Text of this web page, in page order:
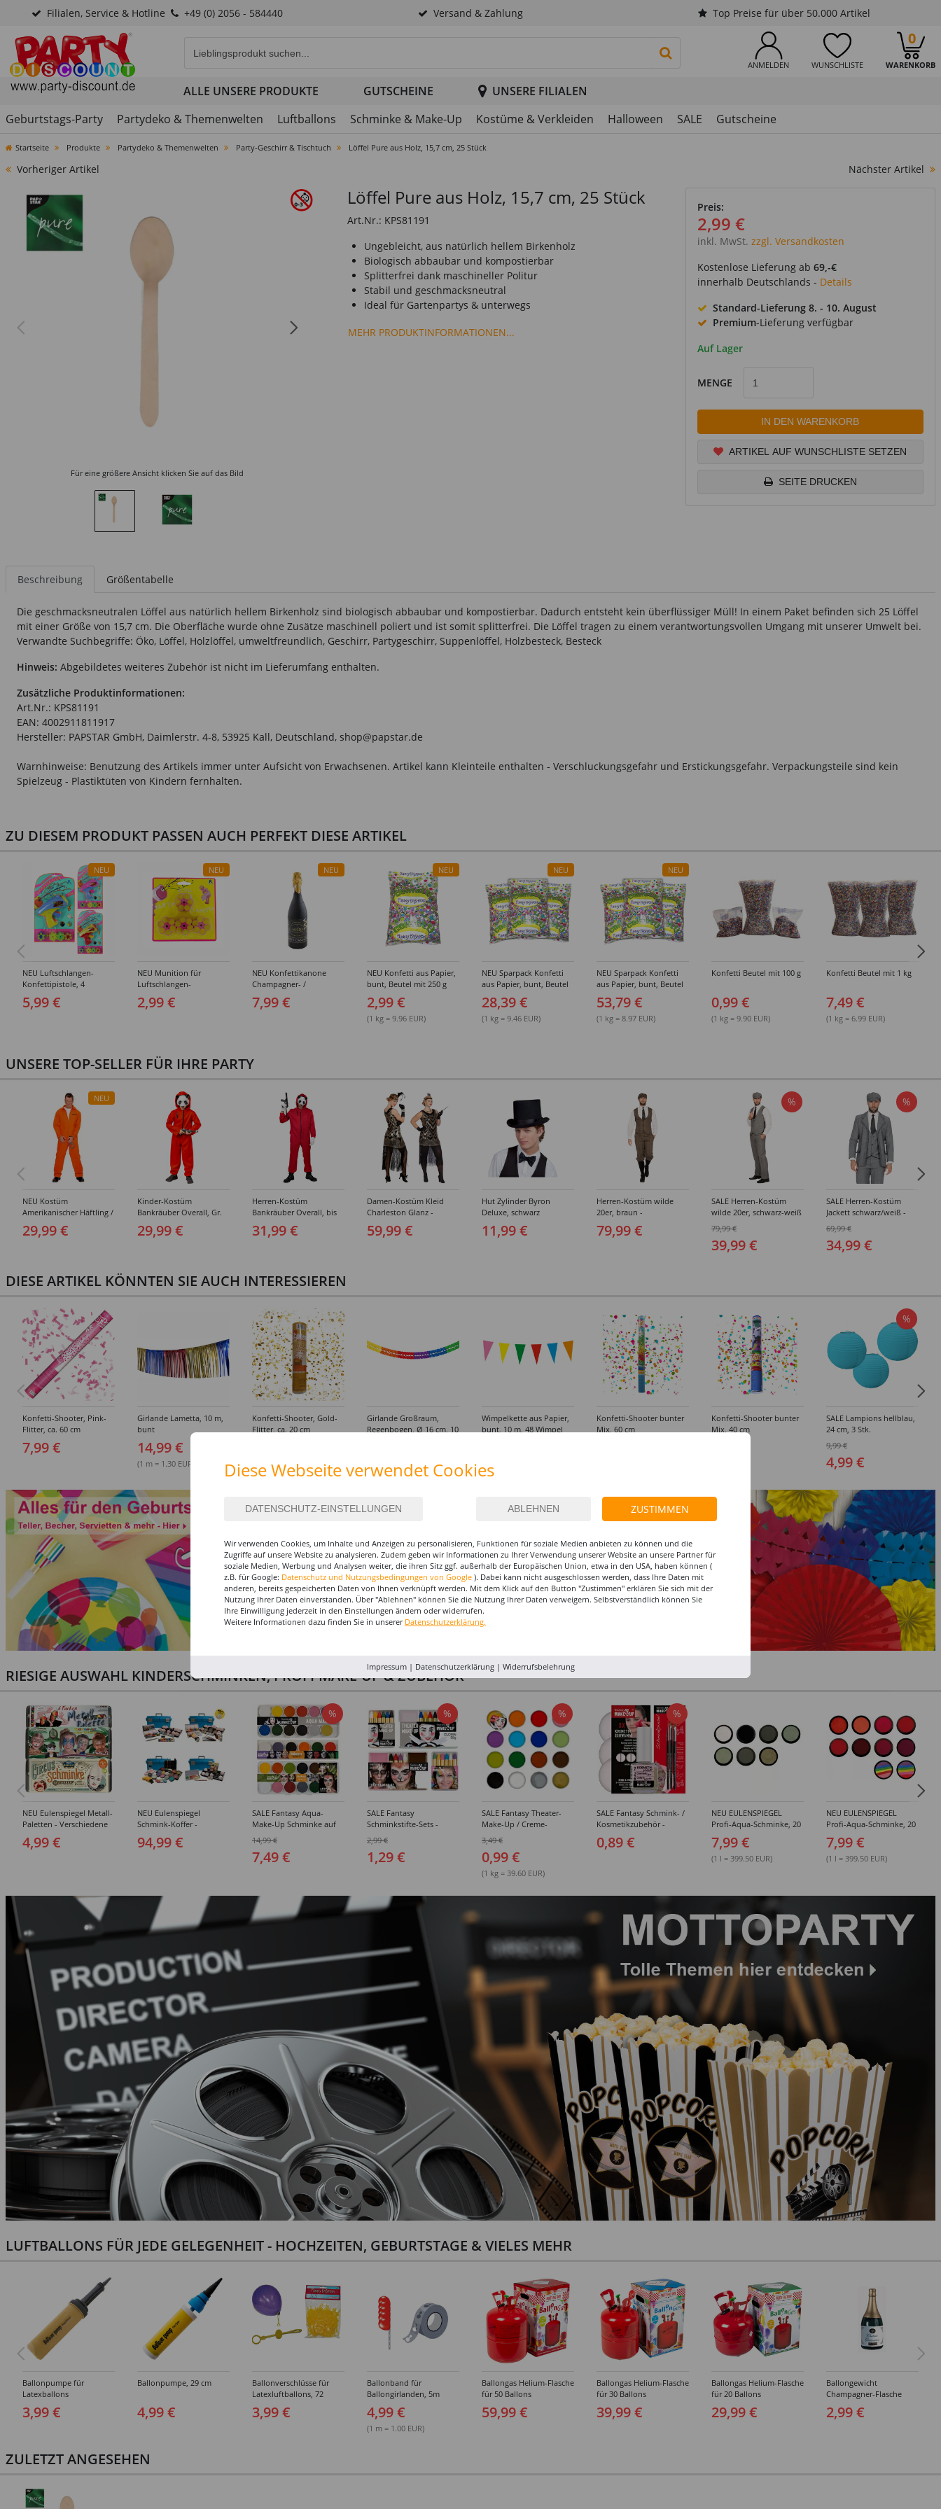
Filialen, Service & Hotline +49 (0) 2056 - 584440 Versand & Zahlung Top Preise für über 50.000 Artikel
ANMELDEN WUNSCHLISTE WARENKORB
0
PRODUKTSUCHE STARTEN
ALLE UNSERE PRODUKTE GUTSCHEINE
UNSERE FILIALEN
Geburtstags-Party
Partydeko & Themenwelten Luftballons Schminke & Make-Up Kostüme & Verkleiden Halloween SALE Gutscheine
Startseite Produkte Partydeko & Themenwelten Party-Geschirr & Tischtuch Löffel Pure aus Holz, 15,7 cm, 25 Stück
Vorheriger Artikel Nächster Artikel
Für eine größere Ansicht klicken Sie auf das Bild
Löffel Pure aus Holz, 15,7 cm, 25 Stück
Art.Nr.: KPS81191
Ungebleicht, aus natürlich hellem Birkenholz
Biologisch abbaubar und kompostierbar
Splitterfrei dank maschineller Politur
Stabil und geschmacksneutral
Ideal für Gartenpartys & unterwegs
MEHR PRODUKTINFORMATIONEN...
Preis:
2,99 €
inkl. MwSt. zzgl. Versandkosten
Kostenlose Lieferung ab 69,-€
innerhalb Deutschlands - Details
Standard-Lieferung 8. - 10. August
Premium-Lieferung verfügbar
Auf Lager
MENGE
IN DEN WARENKORB
ARTIKEL AUF WUNSCHLISTE SETZEN
SEITE DRUCKEN
Beschreibung Größentabelle
Die geschmacksneutralen Löffel aus natürlich hellem Birkenholz sind biologisch abbaubar und kompostierbar. Dadurch entsteht kein überflüssiger Müll! In einem Paket befinden sich 25 Löffel
mit einer Größe von 15,7 cm. Die Oberfläche wurde ohne Zusätze maschinell poliert und ist somit splitterfrei. Die Löffel tragen zu einem verantwortungsvollen Umgang mit unserer Umwelt bei.
Verwandte Suchbegriffe: Öko, Löffel, Holzlöffel, umweltfreundlich, Geschirr, Partygeschirr, Suppenlöffel, Holzbesteck, Besteck
Hinweis: Abgebildetes weiteres Zubehör ist nicht im Lieferumfang enthalten.
Zusätzliche Produktinformationen:
Art.Nr.: KPS81191
EAN: 4002911811917
Hersteller: PAPSTAR GmbH, Daimlerstr. 4-8, 53925 Kall, Deutschland, shop@papstar.de
Warnhinweise: Benutzung des Artikels immer unter Aufsicht von Erwachsenen. Artikel kann Kleinteile enthalten - Verschluckungsgefahr und Erstickungsgefahr. Verpackungsteile sind kein
Spielzeug - Plastiktüten von Kindern fernhalten.
ZU DIESEM PRODUKT PASSEN AUCH PERFEKT DIESE ARTIKEL
NEU
NEU Luftschlangen-
Konfettipistole, 4
Patronen, farbig sortiert
5,99 €
NEU
NEU Munition für
Luftschlangen-
Konfettipistole, 4 Rollen
2,99 €
NEU
NEU Konfettikanone
Champagner- /
Sektflasche, Gold-
Schwarz, 33 cm
7,99 €
NEU
NEU Konfetti aus Papier,
bunt, Beutel mit 250 g
2,99 €
(1 kg = 9.96 EUR)
NEU
NEU Sparpack Konfetti
aus Papier, bunt, Beutel
mit 250 g, 12 Stück
28,39 €
(1 kg = 9.46 EUR)
NEU
NEU Sparpack Konfetti
aus Papier, bunt, Beutel
mit 250 g, 24 Stück
53,79 €
(1 kg = 8.97 EUR)
Konfetti Beutel mit 100 g
0,99 €
(1 kg = 9.90 EUR)
Konfetti Beutel mit 1 kg
7,49 €
(1 kg = 6.99 EUR)
UNSERE TOP-SELLER FÜR IHRE PARTY
NEU
NEU Kostüm
Amerikanischer Häftling /
Sträfling, Overall, Orange
- verschiedene Größen
29,99 €
Kinder-Kostüm
Bankräuber Overall, Gr.
152-164
29,99 €
Herren-Kostüm
Bankräuber Overall, bis
190 cm
31,99 €
Damen-Kostüm Kleid
Charleston Glanz -
Verschiedene Größen (S-
XXL)
59,99 €
Hut Zylinder Byron
Deluxe, schwarz
11,99 €
Herren-Kostüm wilde
20er, braun -
Verschiedene Größen
(46-64)
79,99 €
%
SALE Herren-Kostüm
wilde 20er, schwarz-weiß
- Verschiedene Größen
(48-64)
79,99 €
39,99 €
%
SALE Herren-Kostüm
Jackett schwarz/weiß -
Verschiedene Größen
(48-64)
69,99 €
34,99 €
DIESE ARTIKEL KÖNNTEN SIE AUCH INTERESSIEREN
Konfetti-Shooter, Pink-
Flitter, ca. 60 cm
7,99 €
Girlande Lametta, 10 m,
bunt
14,99 €
(1 m = 1.30 EUR)
Konfetti-Shooter, Gold-
Flitter, ca. 20 cm
Girlande Großraum,
Regenbogen, Ø 16 cm, 10
(1 m = 2.00 EUR)
Wimpelkette aus Papier,
bunt, 10 m, 48 Wimpel
Konfetti-Shooter bunter
Mix, 60 cm
Konfetti-Shooter bunter
Mix, 40 cm
%
SALE Lampions hellblau,
24 cm, 3 Stk.
9,99 €
4,99 €
RIESIGE AUSWAHL KINDERSCHMINKEN, PROFI-MAKE-UP & ZUBEHÖR
NEU Eulenspiegel Metall-
Paletten - Verschiedene
4,99 €
NEU Eulenspiegel
Schmink-Koffer -
Ausführungen
94,99 €
%
SALE Fantasy Aqua-
Make-Up Schminke auf
Paletten - Verschiedene
Ausführungen
14,99 €
7,49 €
%
SALE Fantasy
Schminkstifte-Sets -
Ausführungen
2,99 €
1,29 €
%
SALE Fantasy Theater-
Make-Up / Creme-
25g - Verschiedene
Karnevalsfarben
3,49 €
0,99 €
(1 kg = 39.60 EUR)
%
SALE Fantasy Schmink- /
Kosmetikzubehör -
0,89 €
NEU EULENSPIEGEL
Profi-Aqua-Schminke, 20
Grau-Töne -
Verschiedene Farben
7,99 €
(1 l = 399.50 EUR)
NEU EULENSPIEGEL
Profi-Aqua-Schminke, 20
Verschiedene Farben
7,99 €
(1 l = 399.50 EUR)
LUFTBALLONS FÜR JEDE GELEGENHEIT - HOCHZEITEN, GEBURTSTAGE & VIELES MEHR
Ballonpumpe für
Latexballons
3,99 €
Ballonpumpe, 29 cm
4,99 €
Ballonverschlüsse für
Latexluftballons, 72
Stück
3,99 €
Ballonband für
Ballongirlanden, 5m
Deko-Band aus PVC
4,99 €
(1 m = 1.00 EUR)
Ballongas Helium-Flasche
für 50 Ballons
59,99 €
Ballongas Helium-Flasche
für 30 Ballons
39,99 €
Ballongas Helium-Flasche
für 20 Ballons
29,99 €
Ballongewicht
Champagner-Flasche
2,99 €
ZULETZT ANGESEHEN
Diese Webseite verwendet Cookies
ZUSTIMMEN
Wir verwenden Cookies, um Inhalte und Anzeigen zu personalisieren, Funktionen für soziale Medien anbieten zu können und die
Zugriffe auf unsere Website zu analysieren. Zudem geben wir Informationen zu Ihrer Verwendung unserer Website an unsere Partner für
soziale Medien, Werbung und Analysen weiter, die ihren Sitz ggf. außerhalb der Europäischen Union, etwa in den USA, haben können (
z.B. für Google: Datenschutz und Nutzungsbedingungen von Google ). Dabei kann nicht ausgeschlossen werden, dass Ihre Daten mit
anderen, bereits gespeicherten Daten von Ihnen verknüpft werden. Mit dem Klick auf den Button "Zustimmen" erklären Sie sich mit der
Nutzung Ihrer Daten einverstanden. Über "Ablehnen" können Sie die Nutzung Ihrer Daten verweigern. Selbstverständlich können Sie
Ihre Einwilligung jederzeit in den Einstellungen ändern oder widerrufen.
Weitere Informationen dazu finden Sie in unserer Datenschutzerklärung.
Impressum| Datenschutzerklärung| Widerrufsbelehrung